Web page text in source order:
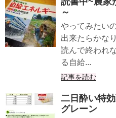
～
やってみたい
出来たらかな
読んで終われ
る自給...
記事を読む
二日酔い特
グレーン